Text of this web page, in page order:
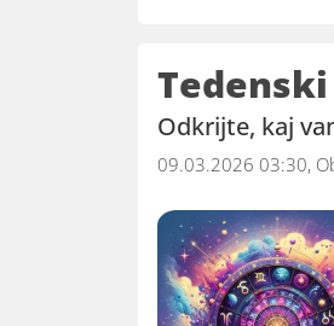
Odkrijte, kaj
09.03.2026 03:30,